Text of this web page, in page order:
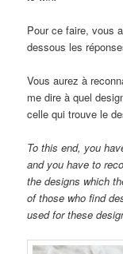
Pour ce faire, vous
dessous les
Vous aurez à
me dire à quel
celle qui trouve le
To this end, you
and you have to
the designs which
of those who find
used for these